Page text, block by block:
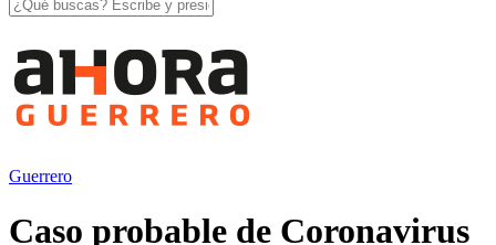
Guerrero
Caso probable de Coronavirus